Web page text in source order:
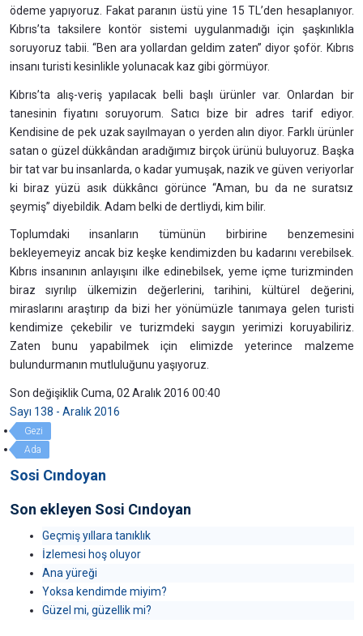
ödeme yapıyoruz. Fakat paranın üstü yine 15 TL’den hesaplanıyor.
Kıbrıs’ta taksilere kontör sistemi uygulanmadığı için şaşkınlıkla
soruyoruz tabii. “Ben ara yollardan geldim zaten” diyor şoför. Kıbrıs
insanı turisti kesinlikle yolunacak kaz gibi görmüyor.
Kıbrıs’ta alış-veriş yapılacak belli başlı ürünler var. Onlardan bir
tanesinin fiyatını soruyorum. Satıcı bize bir adres tarif ediyor.
Kendisine de pek uzak sayılmayan o yerden alın diyor. Farklı ürünler
satan o güzel dükkândan aradığımız birçok ürünü buluyoruz. Başka
bir tat var bu insanlarda, o kadar yumuşak, nazik ve güven veriyorlar
ki biraz yüzü asık dükkâncı görünce “Aman, bu da ne suratsız
şeymiş” diyebildik. Adam belki de dertliydi, kim bilir.
Toplumdaki insanların tümünün birbirine benzemesini
bekleyemeyiz ancak biz keşke kendimizden bu kadarını verebilsek.
Kıbrıs insanının anlayışını ilke edinebilsek, yeme içme turizminden
biraz sıyrılıp ülkemizin değerlerini, tarihini, kültürel değerini,
miraslarını araştırıp da bizi her yönümüzle tanımaya gelen turisti
kendimize çekebilir ve turizmdeki saygın yerimizi koruyabiliriz.
Zaten bunu yapabilmek için elimizde yeterince malzeme
bulundurmanın mutluluğunu yaşıyoruz.
Son değişiklik Cuma, 02 Aralık 2016 00:40
Sayı 138 - Aralık 2016
Gezi
Ada
Sosi Cındoyan
Son ekleyen Sosi Cındoyan
Geçmiş yıllara tanıklık
İzlemesi hoş oluyor
Ana yüreği
Yoksa kendimde miyim?
Güzel mi, güzellik mi?